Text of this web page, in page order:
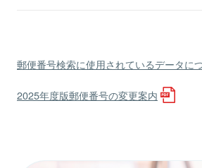
郵便番号検索に使用されているデータに
2025年度版郵便番号の変更案内